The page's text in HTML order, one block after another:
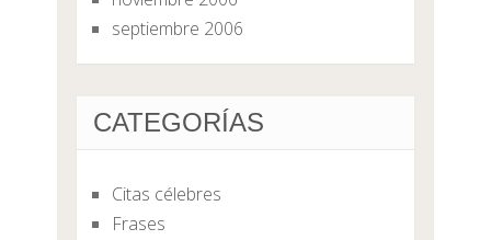
septiembre 2006
CATEGORÍAS
Citas célebres
Frases